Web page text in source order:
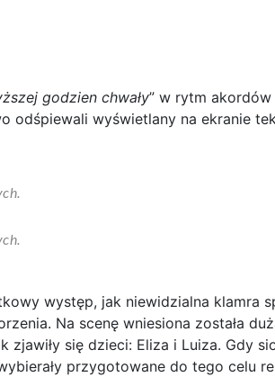
godzien chwały” w rytm
odśpiewali wyświetlany na ekranie
występ, jak niewidzialna klamra
Na scenę wniesiona została
zjawiły się dzieci: Eliza i Luiza. Gdy
przygotowane do tego celu